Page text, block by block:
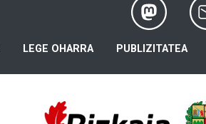
LEGE OHARRA PUBLIZITATEA